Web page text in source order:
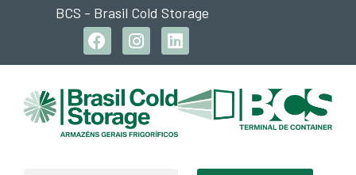
BCS - Brasil Cold Storage